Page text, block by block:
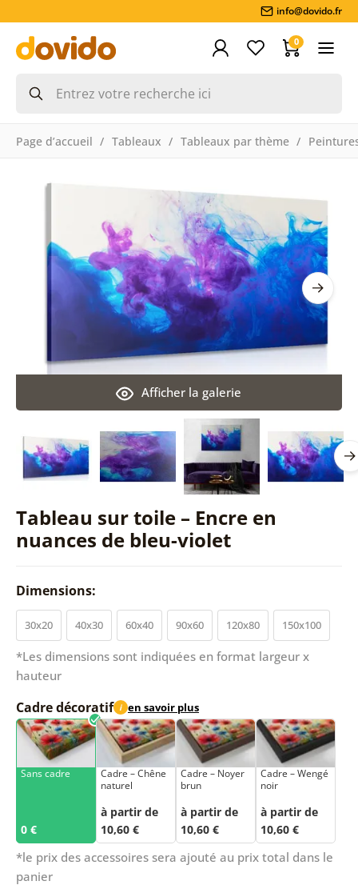
info@dovido.fr
0
Page d’accueil Tableaux Tableaux par thème
Tableau sur toile – Encre en
nuances de bleu-violet
Afficher la galerie
Dimensions:
30x20 40x30 60x40 90x60 120x80 150x100
*Les dimensions sont indiquées en format largeur x
hauteur
Cadre décoratif i en savoir plus
Sans cadre
0 €
Cadre – Chêne
naturel
à partir de
10,60 €
Cadre – Noyer
brun
à partir de
10,60 €
Cadre – Wengé
noir
à partir de
10,60 €
*le prix des accessoires sera ajouté au prix total dans le
panier